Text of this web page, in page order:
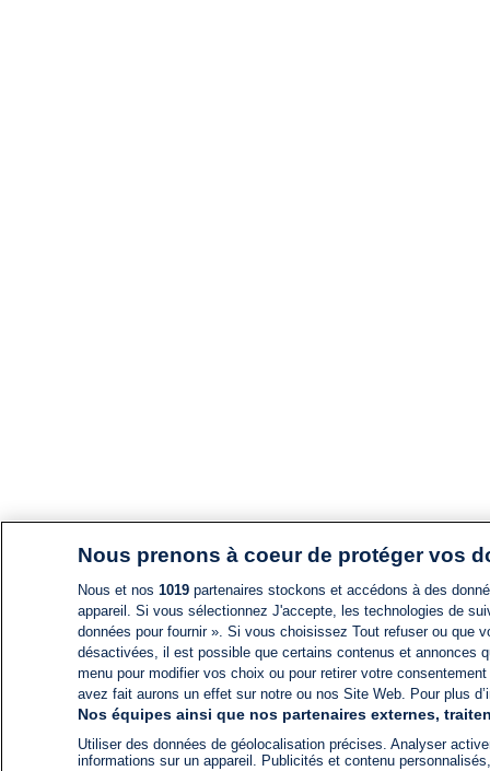
Nous prenons à coeur de protéger vos
Nous et nos 1019partenaires stockons et accédons à des
appareil. Si vous sélectionnez J'accepte, les technologies de
données pour fournir ». Si vous choisissez Tout refuser ou
désactivées, il est possible que certains contenus et annonces
menu pour modifier vos choix ou pour retirer votre
avez fait aurons un effet sur notre ou nos Site Web. Pour plus
Nos équipes ainsi que nos partenaires externes,
Utiliser des données de géolocalisation précises. Analyser
informations sur un appareil. Publicités et contenu